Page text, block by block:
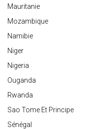
Mauritanie
Mozambique
Namibie
Niger
Nigeria
Ouganda
Rwanda
Sao Tome Et Principe
Sénégal